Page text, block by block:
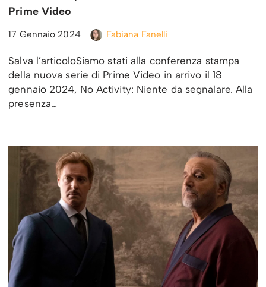
Prime Video
17 Gennaio 2024 Fabiana Fanelli
Salva l’articoloSiamo stati alla conferenza stampa
della nuova serie di Prime Video in arrivo il 18
gennaio 2024, No Activity: Niente da segnalare. Alla
presenza…